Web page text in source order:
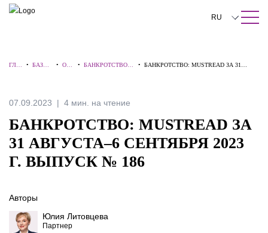
ПОИСК ПО САЙТУ Закрыть
RU
中文
Italiano
ГЛА
•БАЗА
• ОБЗ
• БАНКРОТСТВО:
•БАНКРОТСТВО: MUSTREAD ЗА 31
07.09.2023 4 мин. на чтение
БАНКРОТСТВО: MUSTREAD ЗА
31 АВГУСТА–6 СЕНТЯБРЯ 2023
Г. ВЫПУСК № 186
Авторы
Юлия Литовцева
Партнер